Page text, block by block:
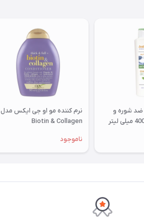
ضد شوره و
نرم کننده مو او جی ایکس مدل
Biotin & Collagen
ناموجود